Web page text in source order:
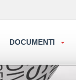
DOCUMENTI